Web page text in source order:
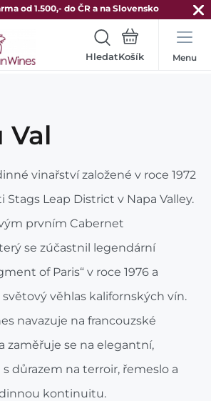
od 1.500,- do ČR a na Slovensko
Hledat Menu
Val
vinařství založené v roce 1972
Stags Leap District v Napa Valley.
prvním Cabernet
se zúčastnil legendární
of Paris“ v roce 1976 a
věhlas kalifornských vín.
navazuje na francouzské
zaměřuje se na elegantní,
důrazem na terroir, řemeslo a
kontinuitu.